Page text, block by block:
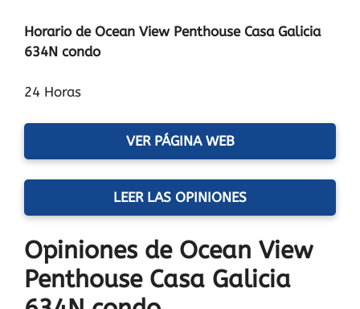
Horario de Ocean View Penthouse Casa Galicia
634N condo
24 Horas
VER PÁGINA WEB
LEER LAS OPINIONES
Opiniones de Ocean View
Penthouse Casa Galicia